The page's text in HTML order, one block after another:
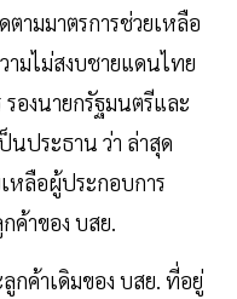
ามมาตรการช่วยเหลือ
มไม่สงบชายแดนไทย
องนายกรัฐมนตรีและ
นประธาน ว่า ล่าสุด
หลือผู้ประกอบการ
ค้าของ บสย.
กค้าเดิมของ บสย. ที่อยู่